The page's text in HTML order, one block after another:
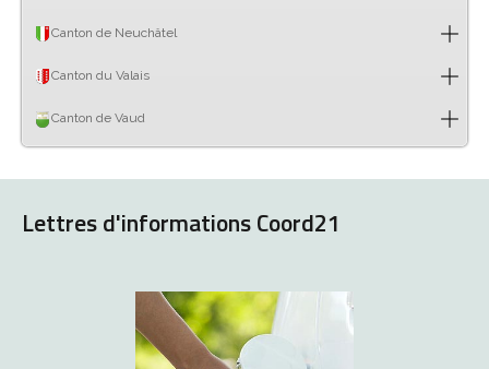
Canton de Neuchâtel
Canton du Valais
Canton de Vaud
Lettres d'informations Coord21